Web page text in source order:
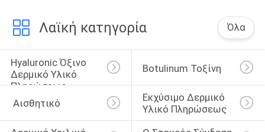
Λαϊκή κατηγορία Όλα
Hyaluronic Όξινο
Δερμικό Υλικό
Πληρώσεως
Botulinum Τοξίνη
Αισθητικό
Εκχύσιμο Δερμικό
Υλικό Πληρώσεως